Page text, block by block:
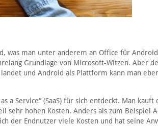
was man unter anderem an Office für
Grundlage von Microsoft-Witzen. Aber
und Android als Plattform kann man
a Service“ (SaaS) für sich entdeckt. Man kauft
sehr hohen Kosten. Anders als zum Beispiel
der Endnutzer viele Kosten und hat seine